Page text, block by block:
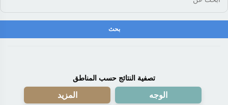
تصفية النتائج حسب المناطق
الوجه المزيد